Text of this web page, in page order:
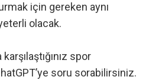
için gereken aynı
olacak.
spor
soru sorabilirsiniz.